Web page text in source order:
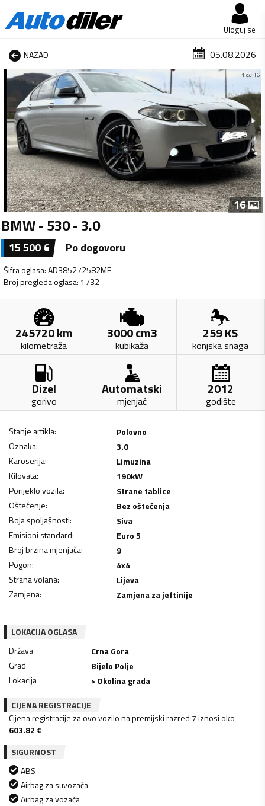
Uloguj se
NAZAD 05.08.2026
1 od 16
16
BMW - 530 - 3.0
15 500€ Po dogovoru
Šifra oglasa:AD385272582ME
Broj pregleda oglasa: 1732
245720km
kilometraža
3000cm3
kubikaža
259KS
konjska snaga
Dizel
gorivo
Automatski
mjenjač
2012
godište
Stanje artikla:
Polovno
Oznaka:
3.0
Karoserija:
Limuzina
Kilovata: 190kW
Porijeklo vozila:
Strane tablice
Oštećenje:
Bez oštećenja
Boja spoljašnosti:
Siva
Emisioni standard:
Euro 5
Broj brzina mjenjača:
9
Pogon:
4x4
Strana volana:
Lijeva
Zamjena: Zamjena za jeftinije
LOKACIJA OGLASA
Država
Crna Gora
Grad
Bijelo Polje
Lokacija
> Okolina grada
CIJENA REGISTRACIJE
Cijena registracije za ovo vozilo na premijski razred 7 iznosi oko
603.82 €
SIGURNOST
ABS
Airbag za suvozača
Airbag za vozača